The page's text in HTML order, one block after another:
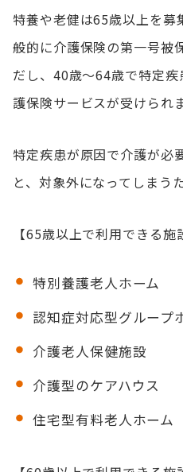
特養や老健は65歳以上を
般的に介護保険の第一号被
だし、40歳〜64歳で特定
護保険サービスが受けられま
特定疾患が原因で介護が必
と、対象外になってしまう
【65歳以上で利用できる施
特別養護老人ホーム
認知症対応型グループ
介護老人保健施設
介護型のケアハウス
住宅型有料老人ホーム